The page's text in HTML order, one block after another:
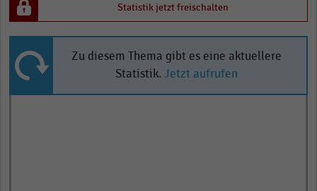
Statistik jetzt freischalten
Zu diesem Thema gibt es eine aktuellere
Statistik. Jetzt aufrufen